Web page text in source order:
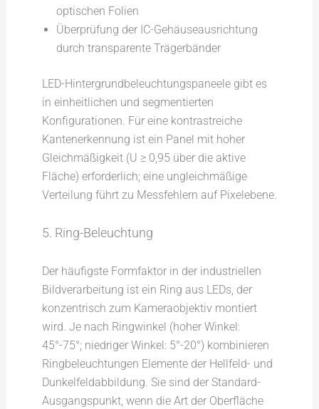
optischen Folien
Überprüfung der IC-Gehäuseausrichtung
durch transparente Trägerbänder
LED-Hintergrundbeleuchtungspaneele gibt es
in einheitlichen und segmentierten
Konfigurationen. Für eine kontrastreiche
Kantenerkennung ist ein Panel mit hoher
Gleichmäßigkeit (U ≥ 0,95 über die aktive
Fläche) erforderlich; eine ungleichmäßige
Verteilung führt zu Messfehlern auf Pixelebene.
5. Ring-Beleuchtung
Der häufigste Formfaktor in der industriellen
Bildverarbeitung ist ein Ring aus LEDs, der
konzentrisch zum Kameraobjektiv montiert
wird. Je nach Ringwinkel (hoher Winkel:
45°-75°; niedriger Winkel: 5°-20°) kombinieren
Ringbeleuchtungen Elemente der Hellfeld- und
Dunkelfeldabbildung. Sie sind der Standard-
Ausgangspunkt, wenn die Art der Oberfläche